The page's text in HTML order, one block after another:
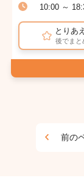
10:00 ～
とりあ
後でまと
前の